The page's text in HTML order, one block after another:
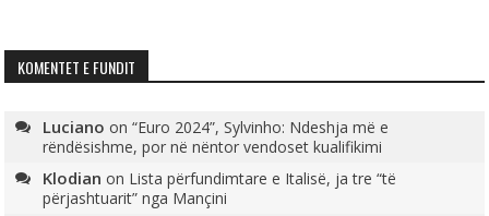
KOMENTET E FUNDIT
Luciano on“Euro 2024”, Sylvinho: Ndeshja më e
rëndësishme, por në nëntor vendoset kualifikimi
Klodian on Lista përfundimtare e Italisë, ja tre “të
përjashtuarit” nga Mançini